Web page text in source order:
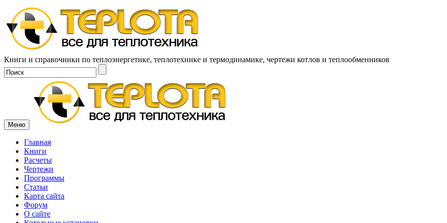
Книги и справочники по теплоэнергетике, теплотехнике и термодинамике, чертежи котлов и теплообменников
Меню
Главная
Книги
Расчеты
Чертежи
Программы
Статьи
Карта сайта
Форум
О сайте